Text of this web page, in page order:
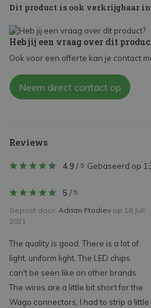
Dit product is ook verkrijgbaar
Heb jij een vraag over dit
Ook voor een offerte kan je contact
Neem direct contact op
Reviews
4.9 / 5 Gebaseerd op
5 / 5
Gepost door: Adrian Ftodiev op 18 Juli
2021
The quality is good. There is a lot of
light, uniform light. The LED chips
can't be seen like on other brands.
The wires are a little bit short for the
Wago connectors, I had to strip a little